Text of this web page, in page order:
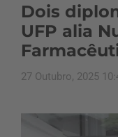
Dois
UFP alia
27 Outubro, 2025